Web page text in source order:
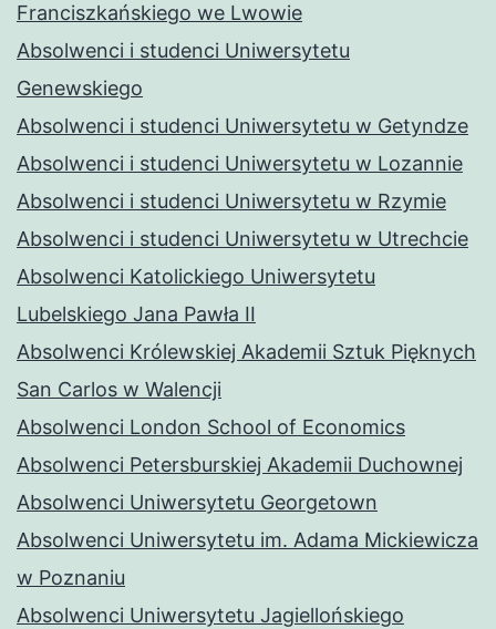
Franciszkańskiego we Lwowie
Absolwenci i studenci Uniwersytetu
Genewskiego
Absolwenci i studenci Uniwersytetu w Getyndze
Absolwenci i studenci Uniwersytetu w Lozannie
Absolwenci i studenci Uniwersytetu w Rzymie
Absolwenci i studenci Uniwersytetu w Utrechcie
Absolwenci Katolickiego Uniwersytetu
Lubelskiego Jana Pawła II
Absolwenci Królewskiej Akademii Sztuk Pięknych
San Carlos w Walencji
Absolwenci London School of Economics
Absolwenci Petersburskiej Akademii Duchownej
Absolwenci Uniwersytetu Georgetown
Absolwenci Uniwersytetu im. Adama Mickiewicza
w Poznaniu
Absolwenci Uniwersytetu Jagiellońskiego